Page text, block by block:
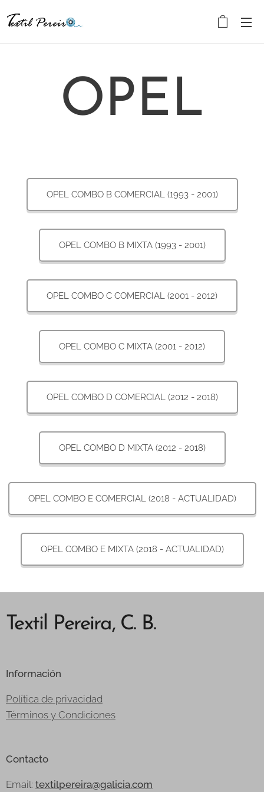
OPEL
OPEL COMBO B COMERCIAL (1993 - 2001)
OPEL COMBO B MIXTA (1993 - 2001)
OPEL COMBO C COMERCIAL (2001 - 2012)
OPEL COMBO C MIXTA (2001 - 2012)
OPEL COMBO D COMERCIAL (2012 - 2018)
OPEL COMBO D MIXTA (2012 - 2018)
OPEL COMBO E COMERCIAL (2018 - ACTUALIDAD)
OPEL COMBO E MIXTA (2018 - ACTUALIDAD)
Textil Pereira, C. B.
Información
Política de privacidad
Términos y Condiciones
Contacto
Email: textilpereira@galicia.com